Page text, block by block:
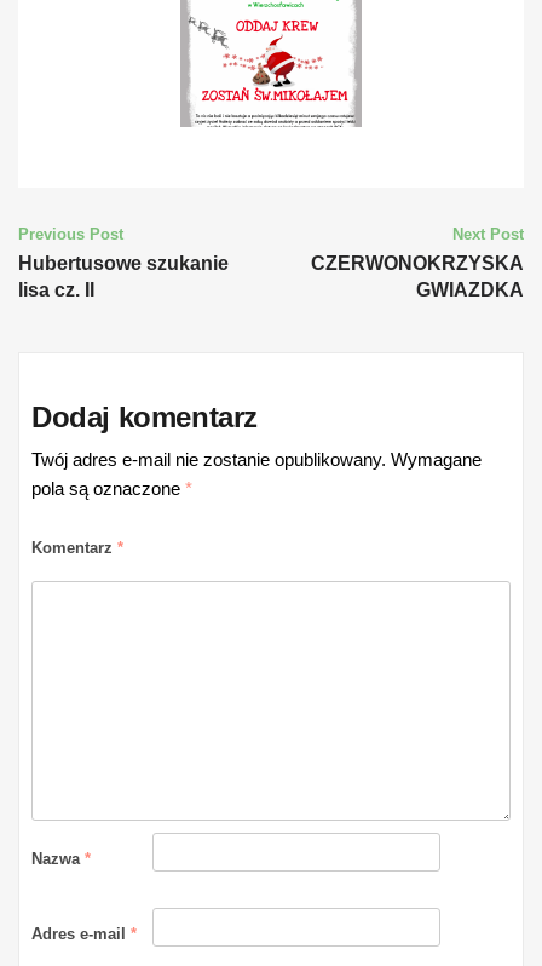
Post
navigation
Previous Post
Hubertusowe szukanie
lisa cz. II
Next Post
CZERWONOKRZYSKA
GWIAZDKA
Dodaj komentarz
Twój adres e-mail nie zostanie opublikowany. Wymagane
pola są oznaczone *
Komentarz *
Nazwa *
Adres e-mail *